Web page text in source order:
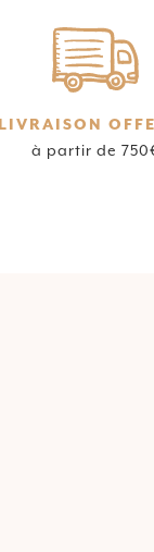
LIVRAISON
à partir de